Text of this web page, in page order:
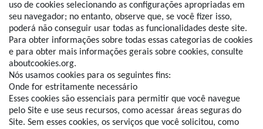
uso de cookies selecionando as configurações apropriadas em
seu navegador; no entanto, observe que, se você fizer isso,
poderá não conseguir usar todas as funcionalidades deste site.
Para obter informações sobre todas essas categorias de cookies
e para obter mais informações gerais sobre cookies, consulte
aboutcookies.org.
Nós usamos cookies para os seguintes fins:
Onde for estritamente necessário
Esses cookies são essenciais para permitir que você navegue
pelo Site e use seus recursos, como acessar áreas seguras do
Site. Sem esses cookies, os serviços que você solicitou, como